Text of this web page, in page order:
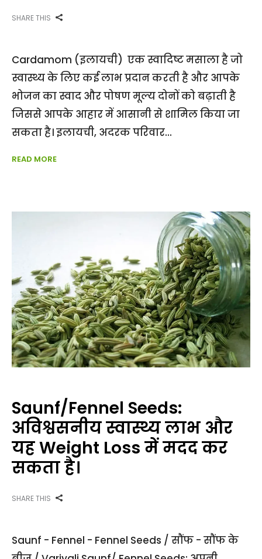
SHARE THIS
Cardamom (इलायची) एक स्वादिष्ट मसाला है जो
स्वास्थ्य के लिए कई लाभ प्रदान करती है और आपके
भोजन का स्वाद और पोषण मूल्य दोनों को बढ़ाती है
जिससे आपके आहार में आसानी से शामिल किया जा
सकता है। इलायची, अदरक परिवार
READ MORE
Saunf/Fennel Seeds:
अविश्वसनीय स्वास्थ्य लाभ और
यह Weight Loss में मदद कर
सकता है।
SHARE THIS
Saunf - Fennel - Fennel Seeds / सौंफ - सौंफ के